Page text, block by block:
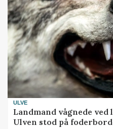
ULVE
Landmand vågnede
Ulven stod på